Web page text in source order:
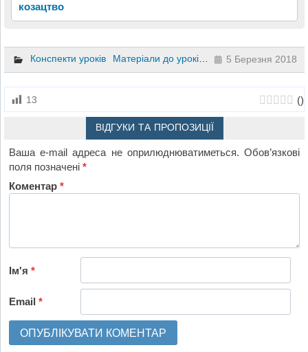
козацтво
Конспекти уроків Матеріали до уроків Математика 6 клас
5 Березня 2018
13 ()
ВІДГУКИ ТА ПРОПОЗИЦІЇ
Ваша e-mail адреса не оприлюднюватиметься. Обов’язкові
поля позначені*
Коментар*
Ім'я*
Email*